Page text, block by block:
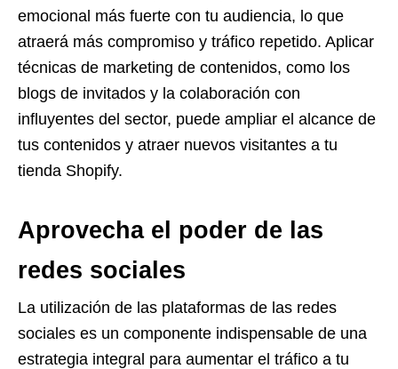
emocional más fuerte con tu audiencia, lo que
atraerá más compromiso y tráfico repetido. Aplicar
técnicas de marketing de contenidos, como los
blogs de invitados y la colaboración con
influyentes del sector, puede ampliar el alcance de
tus contenidos y atraer nuevos visitantes a tu
tienda Shopify.
Aprovecha el poder de las
redes sociales
La utilización de las plataformas de las redes
sociales es un componente indispensable de una
estrategia integral para aumentar el tráfico a tu